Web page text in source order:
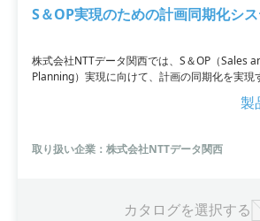
S＆OP実現のための計画同期化シ
株式会社NTTデータ関西では、S＆OP（Sales
Planning）実現に向けて、計画の同期化を実現
ています。これにより、予算に基づく事業計画
図り、効果的なSCM（Supply Chain
でも計画の同期化を行う方法を提供しています。
製
取り扱い企業：株式会社NTTデータ関西
カタログを選択する